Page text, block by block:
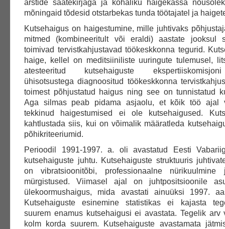
arstide saatekirjaga ja kohaliku haigekassa
mõningaid tõdesid otstarbekas tunda töötajatel ja
Kutsehaigus on haigestumine, mille juhtivaks
mitmed (kombineeritult või eraldi) aastate jooksul
toimivad tervistkahjustavad töökeskkonna tegurid.
haige, kellel on meditsiiniliste uuringute tulemusel,
atesteeritud kutsehaiguste
ühisotsustega diagnoositud töökeskkonna
toimest põhjustatud haigus ning see on tunnistatud
Aga silmas peab pidama asjaolu, et kõik töö ajal
tekkinud haigestumised ei ole kutsehaigused.
kahtlustada siis, kui on võimalik määratleda
põhikriteeriumid.
Perioodil 1991-1997. a. oli avastatud Eesti
kutsehaiguste juhtu. Kutsehaiguste struktuuris
on vibratsioonitõbi, professionaalne nürikuulmine
mürgistused. Viimasel ajal on juhtpositsioonile
ülekoormushaigus, mida avastati ainuüksi 1997.
Kutsehaiguste esinemine statistikas ei kajasta
suurem enamus kutsehaigusi ei avastata. Tegelik
kolm korda suurem. Kutsehaiguste avastamata